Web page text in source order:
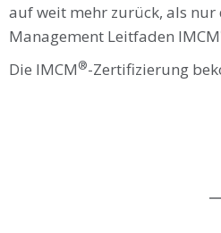
auf weit mehr zurück, als nur
Management Leitfaden IMCM
Die IMCM®-Zertifizierung